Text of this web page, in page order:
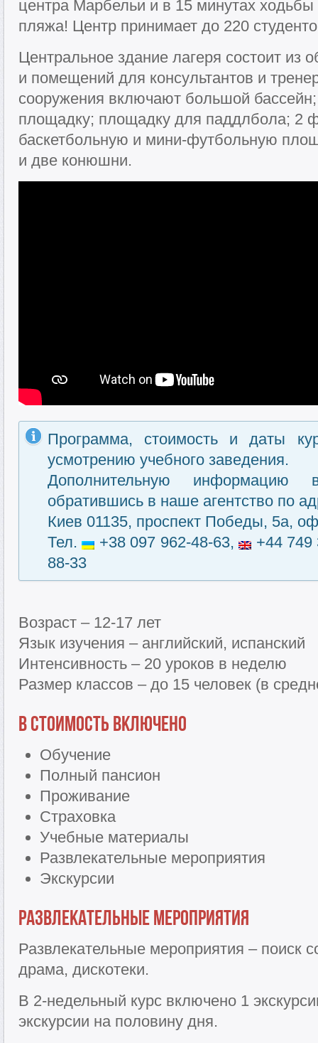
центра Марбельи и в 15 минутах ходьбы
пляжа! Центр принимает до 220
Центральное здание лагеря состоит из
и помещений для консультантов и
сооружения включают большой
площадку; площадку для паддлбола; 2
баскетбольную и мини-футбольную
и две конюшни.
Программа, стоимость и даты
усмотрению учебного заведения.
Дополнительную информацию
обратившись в наше агентство по
Киев 01135, проспект Победы, 5а,
Тел.
+38 097 962-48-63,
+44
88-33
Возраст – 12-17 лет
Язык изучения – английский, испанский
Интенсивность – 20 уроков в неделю
Размер классов – до 15 человек (в
В стоимость включено
Обучение
Полный пансион
Проживание
Страховка
Учебные материалы
Развлекательные мероприятия
Экскурсии
Развлекательные мероприятия
Развлекательные мероприятия – поиск
драма, дискотеки.
В 2-недельный курс включено 1
экскурсии на половину дня.